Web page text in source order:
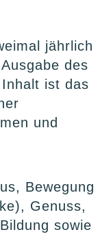
jährlich
des
ist das
und
Bewegung
Genuss,
sowie